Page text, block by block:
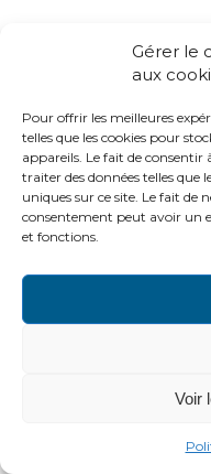
Gérer le
aux
Pour offrir les meilleures
telles que les cookies pour
appareils. Le fait de
traiter des données telles
uniques sur ce site. Le fait de
consentement peut avoir un
et fonctions.
Voir